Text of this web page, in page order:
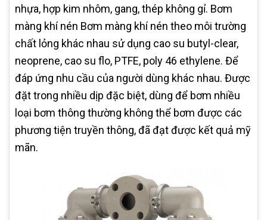
nhựa, hợp kim nhôm, gang, thép không gỉ. Bơm
màng khí nén Bơm màng khí nén theo môi trường
chất lỏng khác nhau sử dụng cao su butyl-clear,
neoprene, cao su flo, PTFE, poly 46 ethylene. Để
đáp ứng nhu cầu của người dùng khác nhau. Được
đặt trong nhiều dịp đặc biệt, dùng để bơm nhiều
loại bơm thông thường không thể bơm được các
phương tiện truyền thông, đã đạt được kết quả mỹ
mãn.